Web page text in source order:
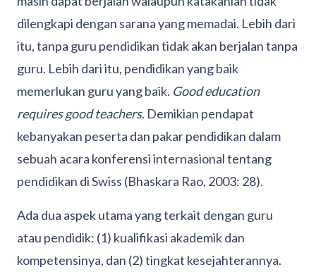
dilengkapi dengan sarana yang memadai. Lebih dari
itu, tanpa guru pendidikan tidak akan berjalan tanpa
guru. Lebih dari itu, pendidikan yang baik
memerlukan guru yang baik. Good education
requires good teachers. Demikian pendapat
kebanyakan peserta dan pakar pendidikan dalam
sebuah acara konferensi internasional tentang
pendidikan di Swiss (Bhaskara Rao, 2003: 28).
Ada dua aspek utama yang terkait dengan guru
atau pendidik: (1) kualifikasi akademik dan
kompetensinya, dan (2) tingkat kesejahterannya.